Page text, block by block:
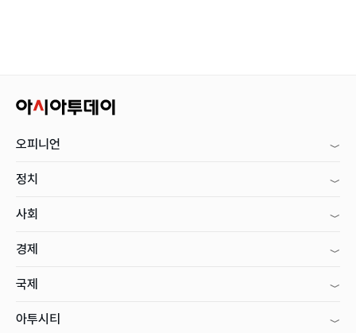
오피니언
정치
사회
경제
국제
아투시티